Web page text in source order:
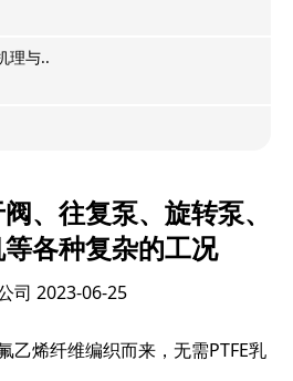
理与..
、往复泵、旋转泵、
各种复杂的工况
司 2023-06-25
乙烯纤维编织而来，无需PTFE乳